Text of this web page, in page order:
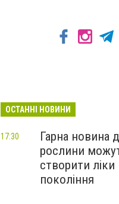
ОСТАННІ НОВИНИ
Гарна новина
рослини
створити ліки
покоління
17:30